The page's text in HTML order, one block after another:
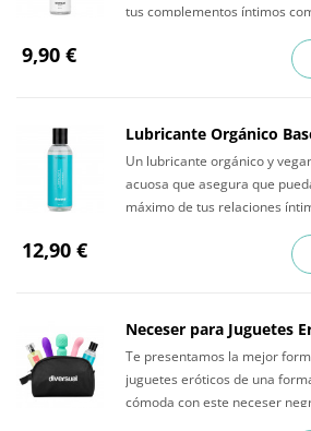
tus complementos íntimos
9,90 €
Lubricante Orgánico
Un lubricante orgánico y
acuosa que asegura que
máximo de tus relaciones
12,90 €
Neceser para Juguetes
Te presentamos la mejor
juguetes eróticos de una
cómoda con este neceser